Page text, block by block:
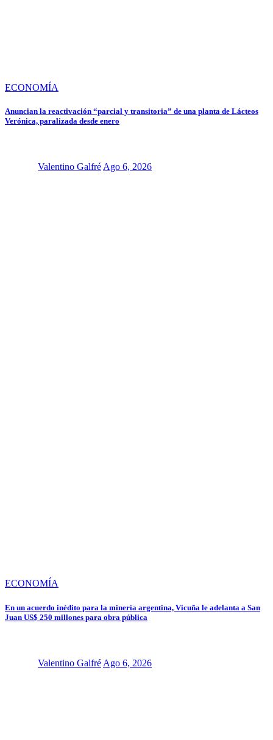
ECONOMÍA
Anuncian la reactivación “parcial y transitoria” de una planta de Lácteos
Verónica, paralizada desde enero
Valentino Galfré Ago 6, 2026
ECONOMÍA
En un acuerdo inédito para la minería argentina, Vicuña le adelanta a San
Juan US$ 250 millones para obra pública
Valentino Galfré Ago 6, 2026